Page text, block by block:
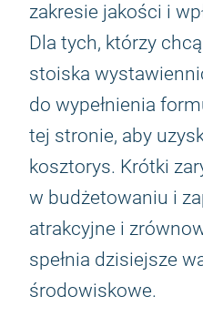
zakresie jakości i
Dla tych, którzy
stoiska
do wypełnienia
tej stronie, aby
kosztorys. Krótki
w budżetowaniu i
atrakcyjne i
spełnia dzisiejsze
środowiskowe.